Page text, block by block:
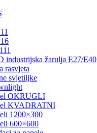
industrijska žarulja E27/E40
rasvjeta
svjetiljke
OKRUGLI
KVADRATNI
1200×300
600×600